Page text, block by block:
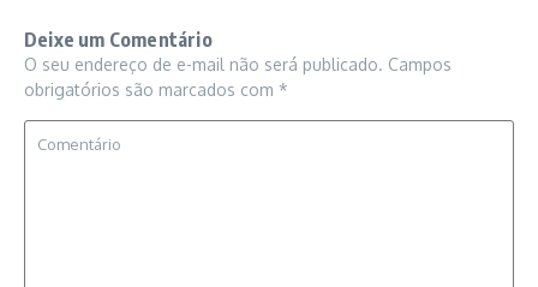
Deixe um Comentário
O seu endereço de e-mail não será publicado. Campos
obrigatórios são marcados com *